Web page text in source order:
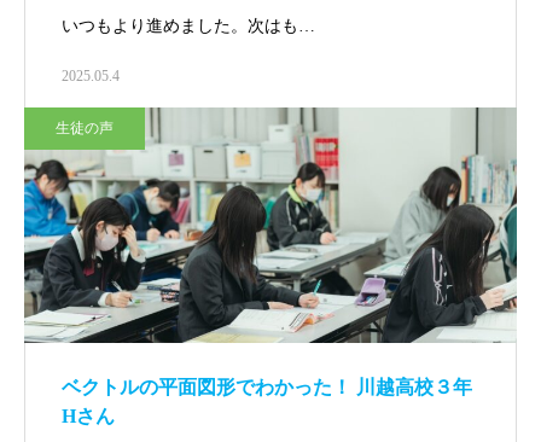
いつもより進めました。次はも…
2025.05.4
生徒の声
ベクトルの平面図形でわかった！ 川越高校３年
Hさん